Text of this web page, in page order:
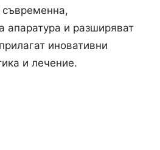
съвременна,
апаратура и разширяват
иновативни
и лечение.